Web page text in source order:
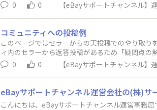
ください。2．お知らせeBay サポートチャンネル
いお知らせを公開します。3．学び・情報運営事
信します。4．学び・情報運営事務局から様々な
P ※Managed Payments 過去Q＆AManaged
ています。6．マイページ「アカウント設定」か
介」「ポイント・ランク」「アクティビティ」以
ニュー共に基本的な使い方は同じなため、ここで
0
0 【eBayサポートチャンネル】
コミュニティへの投稿例
このページではセラーからの実投稿でのやり取
ィ内のセラーから返答投稿があるため「疑問点
0
0 【eBayサポートチャンネル】
eBayサポートチャンネル運営会社の(株)
こんにちは、eBayサポートチャンネル運営事務